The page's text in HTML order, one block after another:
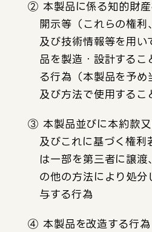
② 本製品に係る知的財産
開示等（これらの権
及び技術情報等を用い
品を製造・設計するこ
る行為（本製品を予め
及び方法で使用するこ
③ 本製品並びに本約款
及びこれに基づく権利
は一部を第三者に譲渡
の他の方法により処分
与する行為
④ 本製品を改造する行為